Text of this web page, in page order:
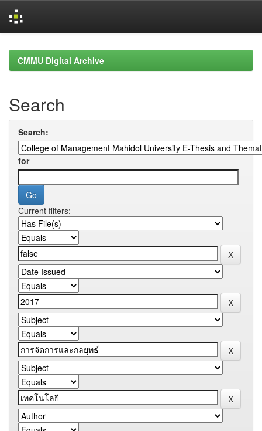
navigationCMMU Digital Archive
Search
Search:
for
Current filters: